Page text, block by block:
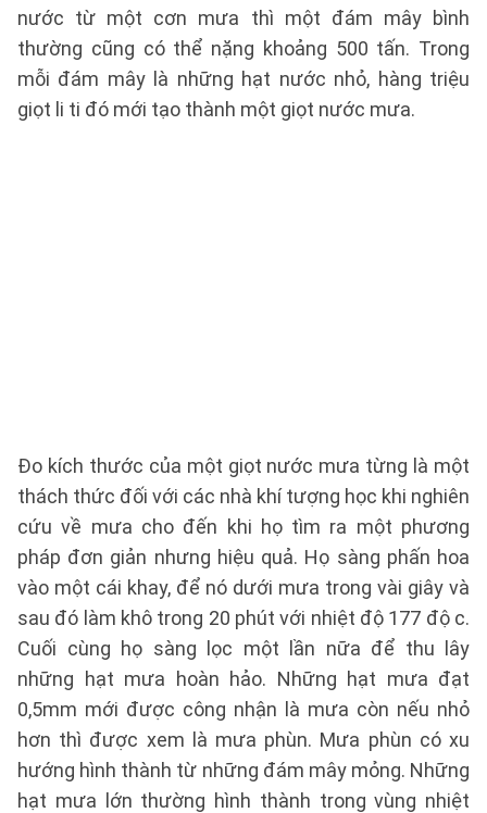
nước từ một cơn mưa thì một đám mây bình
thường cũng có thể nặng khoảng 500 tấn. Trong
mỗi đám mây là những hạt nước nhỏ, hàng triệu
giọt li ti đó mới tạo thành một giọt nước mưa.
Đo kích thước của một giọt nước mưa từng là một
thách thức đối với các nhà khí tượng học khi nghiên
cứu về mưa cho đến khi họ tìm ra một phương
pháp đơn giản nhưng hiệu quả. Họ sàng phấn hoa
vào một cái khay, để nó dưới mưa trong vài giây và
sau đó làm khô trong 20 phút với nhiệt độ 177 độ c.
Cuối cùng họ sàng lọc một lần nữa để thu lây
những hạt mưa hoàn hảo. Những hạt mưa đạt
0,5mm mới được công nhận là mưa còn nếu nhỏ
hơn thì được xem là mưa phùn. Mưa phùn có xu
hướng hình thành từ những đám mây mỏng. Những
hạt mưa lớn thường hình thành trong vùng nhiệt